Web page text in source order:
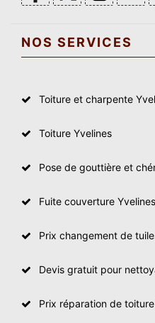
NOS SERVICES
Toiture et charpente
Toiture Yvelines
Pose de gouttière et
Fuite couverture Yvelines
Prix changement de
Devis gratuit pour
Prix réparation de toiture